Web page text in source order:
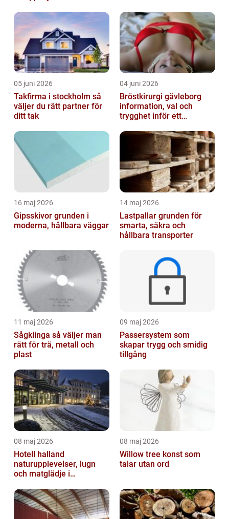
05 juni 2026
Takfirma i stockholm så
väljer du rätt partner för
ditt tak
04 juni 2026
Bröstkirurgi gävleborg
information, val och
trygghet inför ett
16 maj 2026
Gipsskivor grunden i
moderna, hållbara väggar
14 maj 2026
Lastpallar grunden för
smarta, säkra och
hållbara transporter
11 maj 2026
Sågklinga så väljer man
rätt för trä, metall och
plast
09 maj 2026
Passersystem som
skapar trygg och smidig
tillgång
08 maj 2026
Hotell halland
naturupplevelser, lugn
och matglädje i
08 maj 2026
Willow tree konst som
talar utan ord